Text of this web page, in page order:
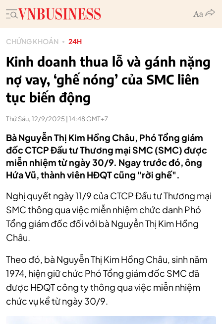
CHỨNG KHOÁN 24H
Kinh doanh thua lỗ và gánh nặng
nợ vay, ‘ghế nóng’ của SMC liên
tục biến động
Thứ Sáu, 12/9/2025 | 14:48 GMT+7
Bà Nguyễn Thị Kim Hồng Châu, Phó Tổng giám
đốc CTCP Đầu tư Thương mại SMC (SMC) được
miễn nhiệm từ ngày 30/9. Ngay trước đó, ông
Hứa Vũ, thành viên HĐQT cũng "rời ghế".
Nghị quyết ngày 11/9 của CTCP Đầu tư Thương mại
SMC thông qua việc miễn nhiệm chức danh Phó
Tổng giám đốc đối với bà Nguyễn Thị Kim Hồng
Châu.
Theo đó, bà Nguyễn Thị Kim Hồng Châu, sinh năm
1974, hiện giữ chức Phó Tổng giám đốc SMC đã
được HĐQT công ty thông qua việc miễn nhiệm
chức vụ kể từ ngày 30/9.